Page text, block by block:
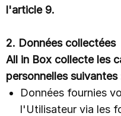
l'article 9.
2. Données collectées
All in Box collecte les
personnelles suivantes
Données fournies
l'Utilisateur via les